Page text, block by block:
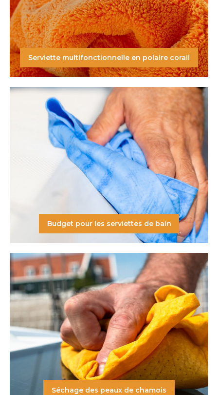
Serviette multifonctionnelle en polaire corail
Budget pour les serviettes de bain
Séchage des peaux de chamois